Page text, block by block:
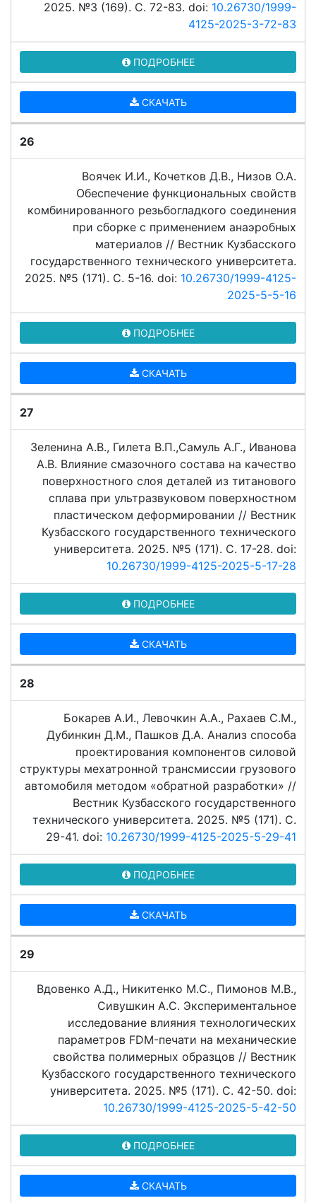
2025. №3 (169). C. 72-83. doi: 10.26730/1999-
4125-2025-3-72-83
ПОДРОБНЕЕ
СКАЧАТЬ
26
Воячек И.И., Кочетков Д.В., Низов О.А.
Обеспечение функциональных свойств
комбинированного резьбогладкого соединения
при сборке с применением анаэробных
материалов // Вестник Кузбасского
государственного технического университета.
2025. №5 (171). C. 5-16. doi: 10.26730/1999-4125-
2025-5-5-16
ПОДРОБНЕЕ
СКАЧАТЬ
27
Зеленина А.В., Гилета В.П.,Самуль А.Г., Иванова
А.В. Влияние смазочного состава на качество
поверхностного слоя деталей из титанового
сплава при ультразвуковом поверхностном
пластическом деформировании // Вестник
Кузбасского государственного технического
университета. 2025. №5 (171). C. 17-28. doi:
10.26730/1999-4125-2025-5-17-28
ПОДРОБНЕЕ
СКАЧАТЬ
28
Бокарев А.И., Левочкин А.А., Рахаев С.М.,
Дубинкин Д.М., Пашков Д.А. Анализ способа
проектирования компонентов силовой
структуры мехатронной трансмиссии грузового
автомобиля методом «обратной разработки» //
Вестник Кузбасского государственного
технического университета. 2025. №5 (171). C.
29-41. doi: 10.26730/1999-4125-2025-5-29-41
ПОДРОБНЕЕ
СКАЧАТЬ
29
Вдовенко А.Д., Никитенко М.С., Пимонов М.В.,
Сивушкин А.С. Экспериментальное
исследование влияния технологических
параметров FDM-печати на механические
свойства полимерных образцов // Вестник
Кузбасского государственного технического
университета. 2025. №5 (171). C. 42-50. doi:
10.26730/1999-4125-2025-5-42-50
ПОДРОБНЕЕ
СКАЧАТЬ